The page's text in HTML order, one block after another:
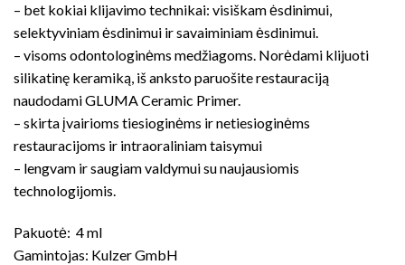
– bet kokiai klijavimo technikai: visiškam ėsdinimui,
selektyviniam ėsdinimui ir savaiminiam ėsdinimui.
– visoms odontologinėms medžiagoms. Norėdami klijuoti
silikatinę keramiką, iš anksto paruošite restauraciją
naudodami GLUMA Ceramic Primer.
– skirta įvairioms tiesioginėms ir netiesioginėms
restauracijoms ir intraoraliniam taisymui
– lengvam ir saugiam valdymui su naujausiomis
technologijomis.
Pakuotė: 4 ml
Gamintojas: Kulzer GmbH